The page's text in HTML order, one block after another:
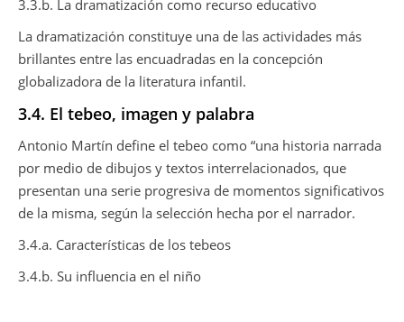
3.3.b. La dramatización como recurso educativo
La dramatización constituye una de las actividades más
brillantes entre las encuadradas en la concepción
globalizadora de la literatura infantil.
3.4. El tebeo, imagen y palabra
Antonio Martín define el tebeo como “una historia narrada
por medio de dibujos y textos interrelacionados, que
presentan una serie progresiva de momentos significativos
de la misma, según la selección hecha por el narrador.
3.4.a. Características de los tebeos
3.4.b. Su influencia en el niño